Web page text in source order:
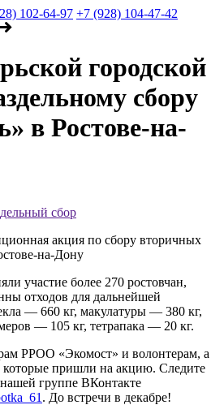
102-64-97 +7 (928) 104-47-42
городской
сбору
в Ростове-на-
сбор
акция по сбору вторичных
на-Дону
участие более 270 ростовчан,
отходов для дальнейшей
— 660 кг, макулатуры — 380 кг,
— 105 кг, тетрапака — 20 кг.
РРОО «Экомост» и волонтерам, а
которые пришли на акцию. Следите
группе ВКонтакте
. До встречи в декабре!